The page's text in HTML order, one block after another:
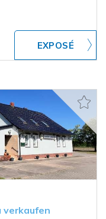
verkaufen